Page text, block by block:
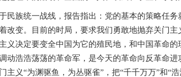
族统一战线，报告指出：党的基本的策略任务
改变。目前的时局，要求我们勇敢地抛弃关门
义决定要变全中国为它的殖民地，和中国革命
动浩浩荡荡的革命军，是今天的革命向反革命
主义“为渊驱鱼，为丛驱雀”，把“千千万万”和“